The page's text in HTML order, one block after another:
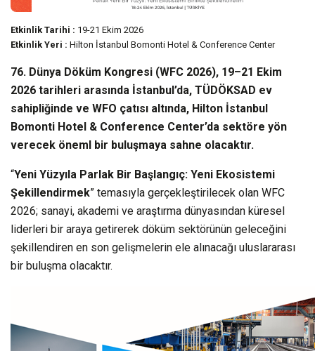
Etkinlik Tarihi : 19-21 Ekim 2026
Etkinlik Yeri : Hilton İstanbul Bomonti Hotel & Conference Center
76. Dünya Döküm Kongresi (WFC 2026), 19–21 Ekim
2026 tarihleri arasında İstanbul’da, TÜDÖKSAD ev
sahipliğinde ve WFO çatısı altında, Hilton İstanbul
Bomonti Hotel & Conference Center’da sektöre yön
verecek öneml bir buluşmaya sahne olacaktır.
“Yeni Yüzyıla Parlak Bir Başlangıç: Yeni Ekosistemi
Şekillendirmek” temasıyla gerçekleştirilecek olan WFC
2026; sanayi, akademi ve araştırma dünyasından küresel
liderleri bir araya getirerek döküm sektörünün geleceğini
şekillendiren en son gelişmelerin ele alınacağı uluslararası
bir buluşma olacaktır.